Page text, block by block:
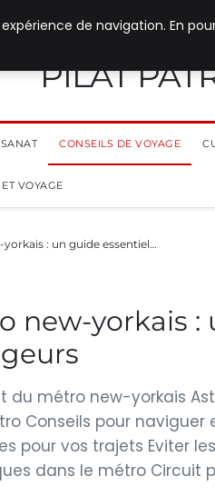
PILAT
CONSEILS DE VOYAGE
VOYAGE
: un guide essentiel…
new-yorkais :
du métro new-yorkais
Conseils pour naviguer
pour vos trajets Eviter
dans le métro Circuit
de navigation. En